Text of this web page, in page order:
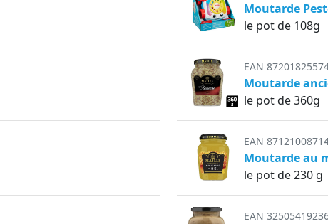
Moutarde
le pot de 108g
EAN
Moutarde
le pot de 360g
EAN
Moutarde au
le pot de 230 g
EAN